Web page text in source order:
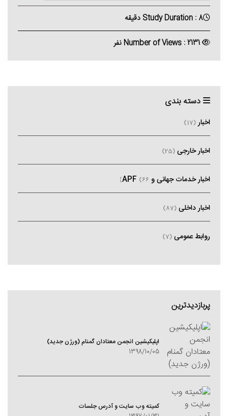
Study Duration : 8 دقیقه
دسته بندی
اخبار(17)
اخبار خارجی (25)
اخبار خدمات جهانی و APF (66)
اخبار داخلی (87)
روابط عمومی (7)
پربازدیدترین
اپلیکیشین انجمن معتادان گمنام (ورژن جدید)
1398/10/05
کمیته وب سایت و آدرس جلسات